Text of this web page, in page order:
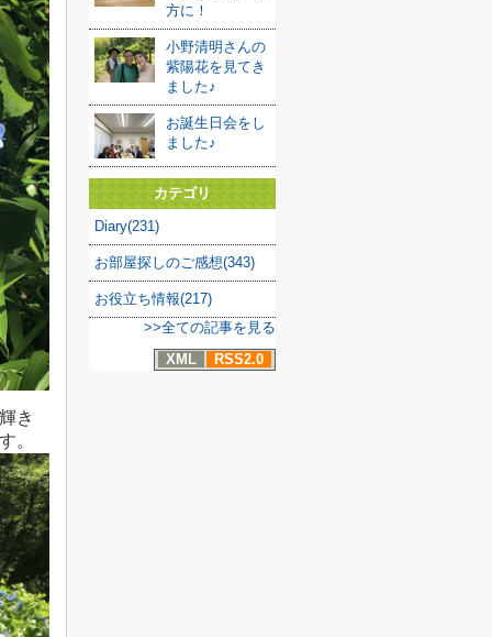
き
。
方に！
小野清明さんの
紫陽花を見てき
ました♪
お誕生日会をし
ました♪
カテゴリ
Diary(231)
お部屋探しのご感想(343)
お役立ち情報(217)
>>全ての記事を見る
XML
RSS2.0